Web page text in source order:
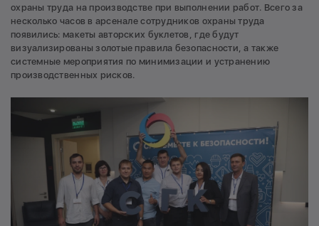
охраны труда на производстве при выполнении работ. Всего за
несколько часов в арсенале сотрудников охраны труда
появились: макеты авторских буклетов, где будут
визуализированы золотые правила безопасности, а также
системные мероприятия по минимизации и устранению
производственных рисков.